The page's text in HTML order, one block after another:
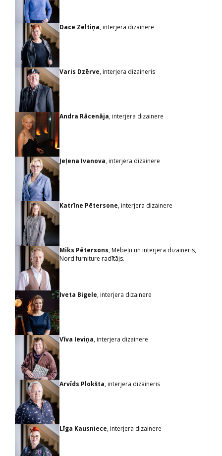
Dace Zeltiņa, interjera dizainere
Varis Dzērve, interjera dizaineris
Andra Rācenāja, interjera dizainere
Jeļena Ivanova, interjera dizainere
Katrīne Pētersone, interjera dizainere
Miks Pētersons, Mēbeļu un interjera dizaineris,
Nord furniture radītājs.
Iveta Bigele, interjera dizainere
Vīva Ieviņa, interjera dizainere
Arvīds Plokšta, interjera dizaineris
Līga Kausniece, interjera dizainere